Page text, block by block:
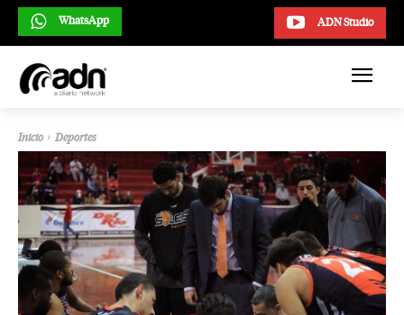
ADN Studio
WhatsApp
Inicio Deportes